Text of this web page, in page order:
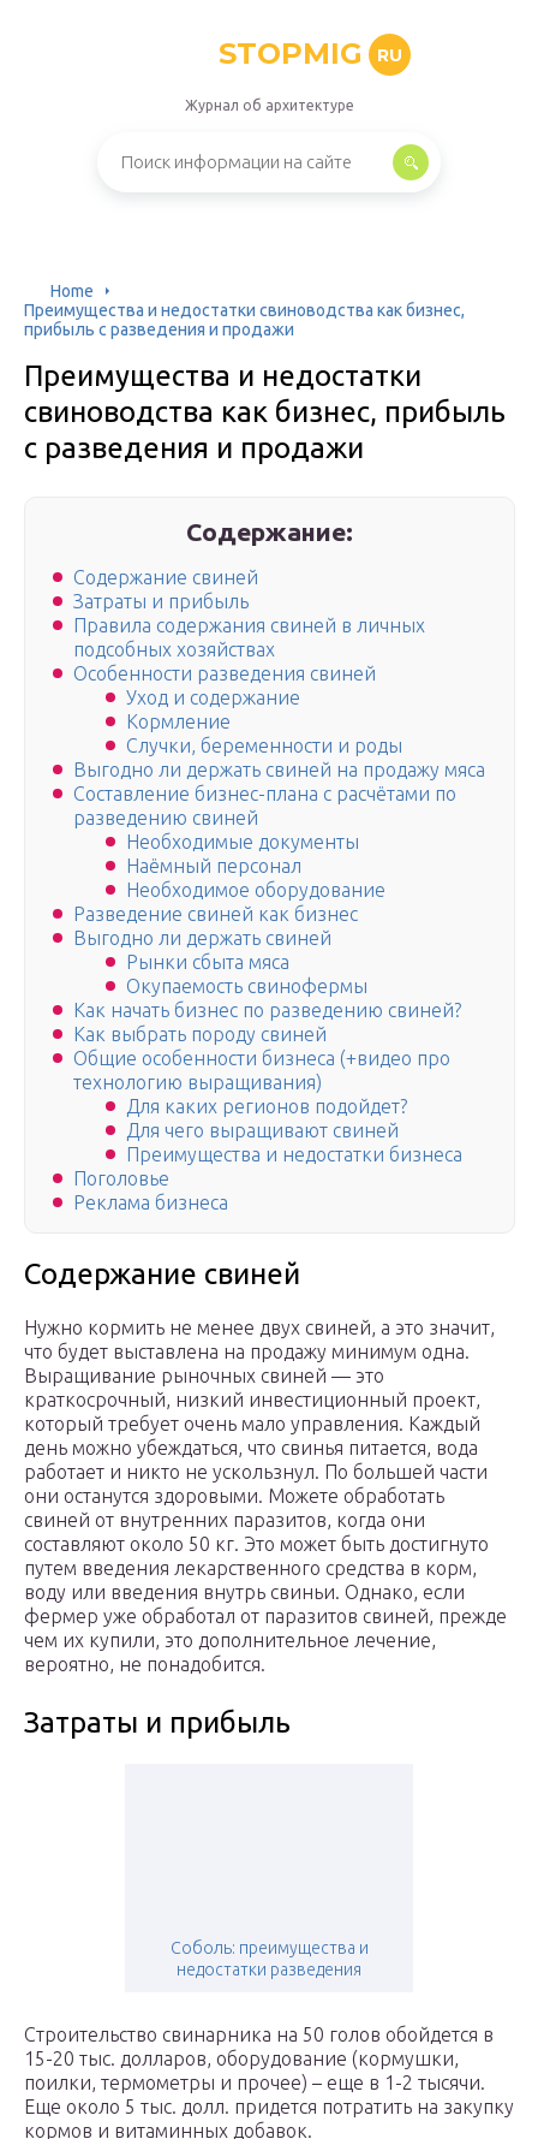
STOPMIG RU
Журнал об архитектуре
Home
Преимущества и недостатки свиноводства как бизнес,
прибыль с разведения и продажи
Преимущества и недостатки
свиноводства как бизнес, прибыль
с разведения и продажи
Содержание:
Содержание свиней
Затраты и прибыль
Правила содержания свиней в личных
подсобных хозяйствах
Особенности разведения свиней
Уход и содержание
Кормление
Случки, беременности и роды
Выгодно ли держать свиней на продажу мяса
Составление бизнес-плана с расчётами по
разведению свиней
Необходимые документы
Наёмный персонал
Необходимое оборудование
Разведение свиней как бизнес
Выгодно ли держать свиней
Рынки сбыта мяса
Окупаемость свинофермы
Как начать бизнес по разведению свиней?
Как выбрать породу свиней
Общие особенности бизнеса (+видео про
технологию выращивания)
Для каких регионов подойдет?
Для чего выращивают свиней
Преимущества и недостатки бизнеса
Поголовье
Реклама бизнеса
Содержание свиней
Нужно кормить не менее двух свиней, а это значит,
что будет выставлена на продажу минимум одна.
Выращивание рыночных свиней — это
краткосрочный, низкий инвестиционный проект,
который требует очень мало управления. Каждый
день можно убеждаться, что свинья питается, вода
работает и никто не ускользнул. По большей части
они останутся здоровыми. Можете обработать
свиней от внутренних паразитов, когда они
составляют около 50 кг. Это может быть достигнуто
путем введения лекарственного средства в корм,
воду или введения внутрь свиньи. Однако, если
фермер уже обработал от паразитов свиней, прежде
чем их купили, это дополнительное лечение,
вероятно, не понадобится.
Затраты и прибыль
Соболь: преимущества и
недостатки разведения
Строительство свинарника на 50 голов обойдется в
15-20 тыс. долларов, оборудование (кормушки,
поилки, термометры и прочее) – еще в 1-2 тысячи.
Еще около 5 тыс. долл. придется потратить на закупку
кормов и витаминных добавок.